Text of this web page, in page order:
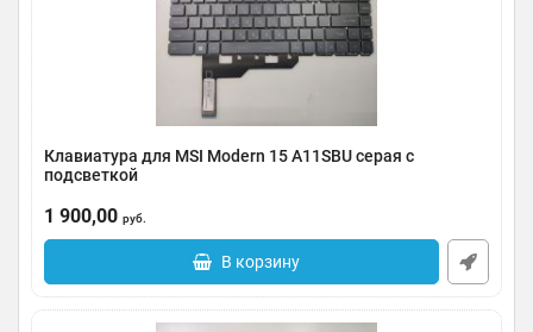
Клавиатура для MSI Modern 15 A11SBU серая с
подсветкой
1 900,00 руб.
В корзину